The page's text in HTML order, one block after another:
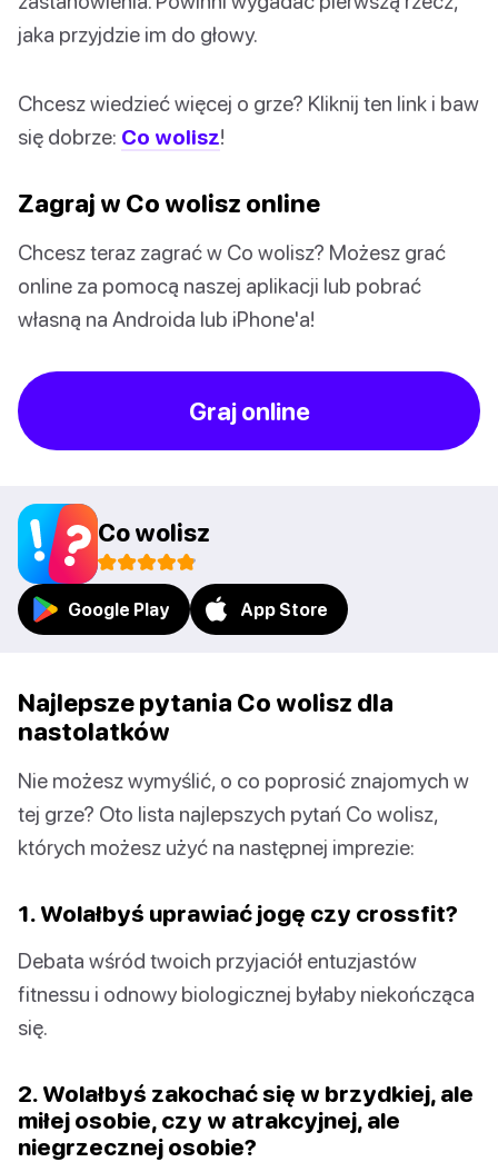
jaka przyjdzie im do głowy.
Chcesz wiedzieć więcej o grze? Kliknij ten link i baw
się dobrze: Co wolisz!
Zagraj w Co wolisz online
Chcesz teraz zagrać w Co wolisz? Możesz grać
online za pomocą naszej aplikacji lub pobrać
własną na Androida lub iPhone'a!
Graj online
Co wolisz
Google Play App Store
Najlepsze pytania Co wolisz dla
nastolatków
Nie możesz wymyślić, o co poprosić znajomych w
tej grze? Oto lista najlepszych pytań Co wolisz,
których możesz użyć na następnej imprezie:
1. Wolałbyś uprawiać jogę czy crossfit?
Debata wśród twoich przyjaciół entuzjastów
fitnessu i odnowy biologicznej byłaby niekończąca
się.
2. Wolałbyś zakochać się w brzydkiej, ale
miłej osobie, czy w atrakcyjnej, ale
niegrzecznej osobie?